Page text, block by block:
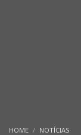
HOME
NOTÍCIAS